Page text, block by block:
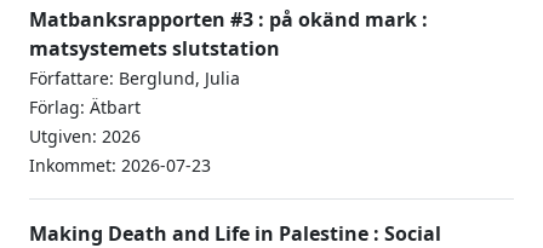
Matbanksrapporten #3 : på okänd mark :
matsystemets slutstation
Författare: Berglund, Julia
Förlag: Ätbart
Utgiven: 2026
Inkommet: 2026-07-23
Making Death and Life in Palestine : Social